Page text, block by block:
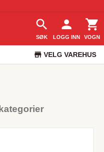
SØK LOGG INN VOGN
VELG VAREHUS
kategorier